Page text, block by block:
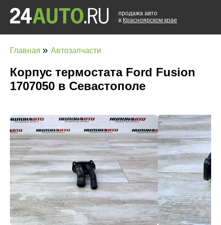
продажа авто
в Красноярском крае
Главная » Автозапчасти
Корпус термостата Ford Fusion
1707050 в Севастополе